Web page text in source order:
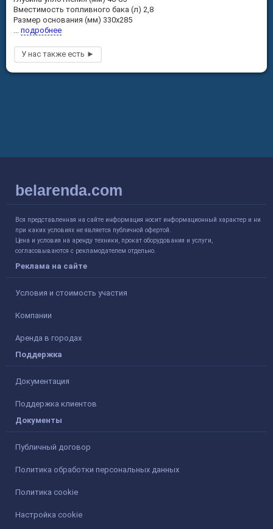
Вместимость топливного бака (л) 2,8
Размер основания (мм) 330x285
подробнее
belarenda.com
Вся представленная на сайте информация носит информационный характер и ни
при каких условиях не является публичной офертой.
Цена и условия на аренду техники, прокат оборудования и услуги,
согласовываются с рекламодателем отдельно.
Реклама на сайте
Условия и стоимость участия
Компании
Аренда в городах
Поддержка
Документация
Поддержка клиентов
Документы
Публичный договор
Политика обработки персональных данных
Политика cookie
Настройка cookie